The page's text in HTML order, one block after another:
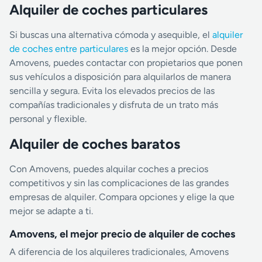
Alquiler de coches particulares
Si buscas una alternativa cómoda y asequible, el alquiler
de coches entre particulares es la mejor opción. Desde
Amovens, puedes contactar con propietarios que ponen
sus vehículos a disposición para alquilarlos de manera
sencilla y segura. Evita los elevados precios de las
compañías tradicionales y disfruta de un trato más
personal y flexible.
Alquiler de coches baratos
Con Amovens, puedes alquilar coches a precios
competitivos y sin las complicaciones de las grandes
empresas de alquiler. Compara opciones y elige la que
mejor se adapte a ti.
Amovens, el mejor precio de alquiler de coches
A diferencia de los alquileres tradicionales, Amovens